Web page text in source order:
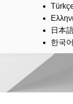
日本
한국어